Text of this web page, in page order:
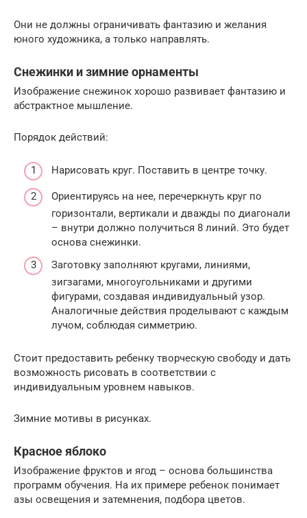
Они не должны ограничивать фантазию и желания
юного художника, а только направлять.
Снежинки и зимние орнаменты
Изображение снежинок хорошо развивает фантазию и
абстрактное мышление.
Порядок действий:
Нарисовать круг. Поставить в центре точку.
Ориентируясь на нее, перечеркнуть круг по
горизонтали, вертикали и дважды по диагонали
– внутри должно получиться 8 линий. Это будет
основа снежинки.
Заготовку заполняют кругами, линиями,
зигзагами, многоугольниками и другими
фигурами, создавая индивидуальный узор.
Аналогичные действия проделывают с каждым
лучом, соблюдая симметрию.
Стоит предоставить ребенку творческую свободу и дать
возможность рисовать в соответствии с
индивидуальным уровнем навыков.
Зимние мотивы в рисунках.
Красное яблоко
Изображение фруктов и ягод – основа большинства
программ обучения. На их примере ребенок понимает
азы освещения и затемнения, подбора цветов.